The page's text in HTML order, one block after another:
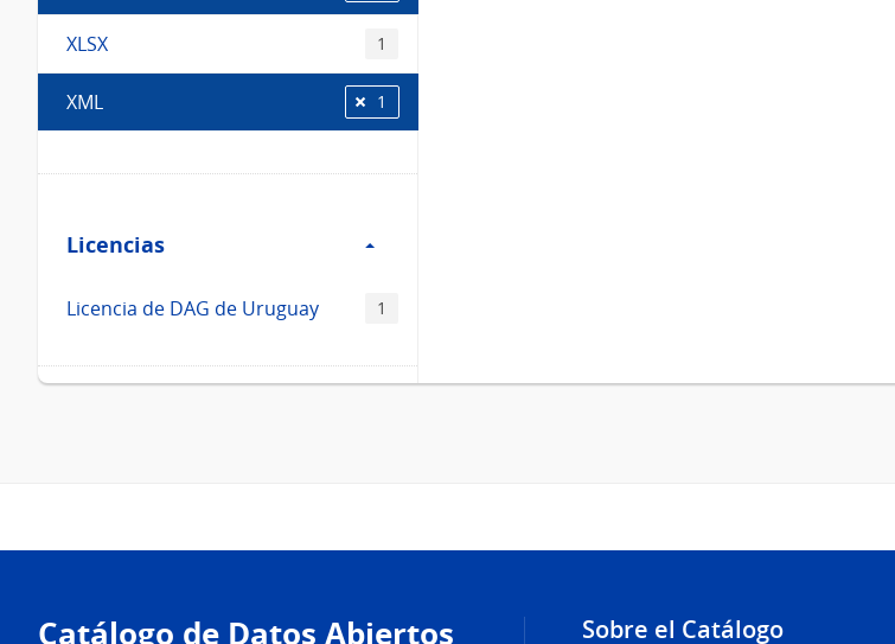
XLSX 1
XML 1
Licencias
Licencias
Licencia de DAG de Uruguay 1
Catálogo de Datos Abiertos Sobre el Catálogo